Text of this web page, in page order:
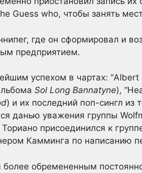
Guess who, чтобы занять
где он сформировал и
предприятием.
успехом в чартах:
Sol Long Bannatyne),
) и их последний поп-сингл из
данью уважения группы
присоединился к
Камминга по написанию
обремененным